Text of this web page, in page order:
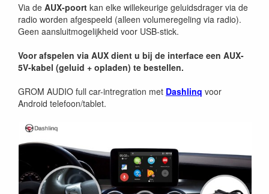
Via de AUX-poort kan elke willekeurige geluidsdrager via de
radio worden afgespeeld (alleen volumeregeling via radio).
Geen aansluitmogelijkheid voor USB-stick.
Voor afspelen via AUX dient u bij de interface een AUX-
5V-kabel (geluid + opladen) te bestellen.
GROM AUDIO full car-intregration met Dashlinq voor
Android telefoon/tablet.